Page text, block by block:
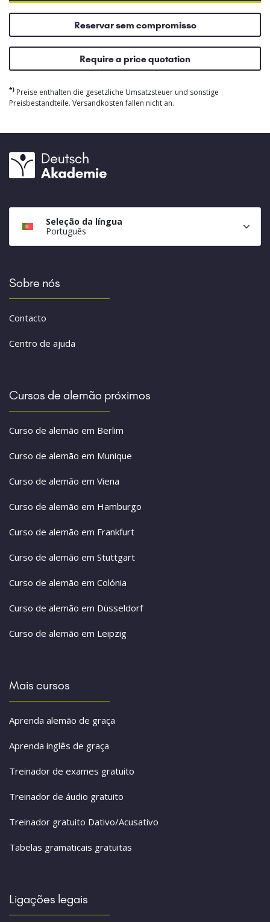
Reservar sem compromisso
Require a price quotation
*) Preise enthalten die gesetzliche Umsatzsteuer und sonstige
Preisbestandteile. Versandkosten fallen nicht an.
Seleção da língua
Português
Sobre nós
Contacto
Centro de ajuda
Cursos de alemão próximos
Curso de alemão em Berlim
Curso de alemão em Munique
Curso de alemão em Viena
Curso de alemão em Hamburgo
Curso de alemão em Frankfurt
Curso de alemão em Stuttgart
Curso de alemão em Colónia
Curso de alemão em Düsseldorf
Curso de alemão em Leipzig
Mais cursos
Aprenda alemão de graça
Aprenda inglês de graça
Treinador de exames gratuito
Treinador de áudio gratuito
Treinador gratuito Dativo/Acusativo
Tabelas gramaticais gratuitas
Ligações legais